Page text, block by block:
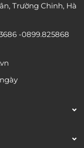
Trường Chinh, Hà
-0899.825868